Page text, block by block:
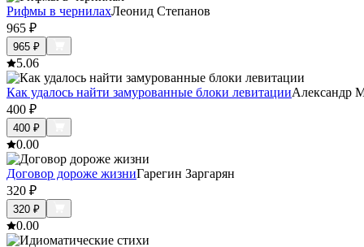
Рифмы в чернилахЛеонид Степанов
965 ₽
965 ₽
5.06
Как удалось найти замурованные блоки левитацииАлександр
400 ₽
400 ₽
0.00
Договор дороже жизниГарегин Заргарян
320 ₽
320 ₽
0.00